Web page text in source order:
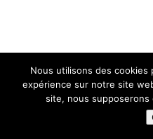
© 2010-2026 Club des
Nous utilisons des cookies
expérience sur notre site
site, nous